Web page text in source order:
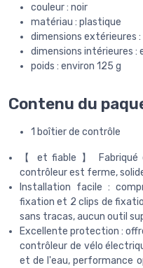
couleur : noir
matériau : plastique
dimensions extérieures
dimensions intérieures :
poids : environ 125 g
Contenu du
1 boîtier de contrôle
【 et fiable 】
contrôleur est ferme,
Installation facile :
fixation et 2 clips de
sans tracas, aucun outil
Excellente protection :
contrôleur de vélo
et de l'eau, performance